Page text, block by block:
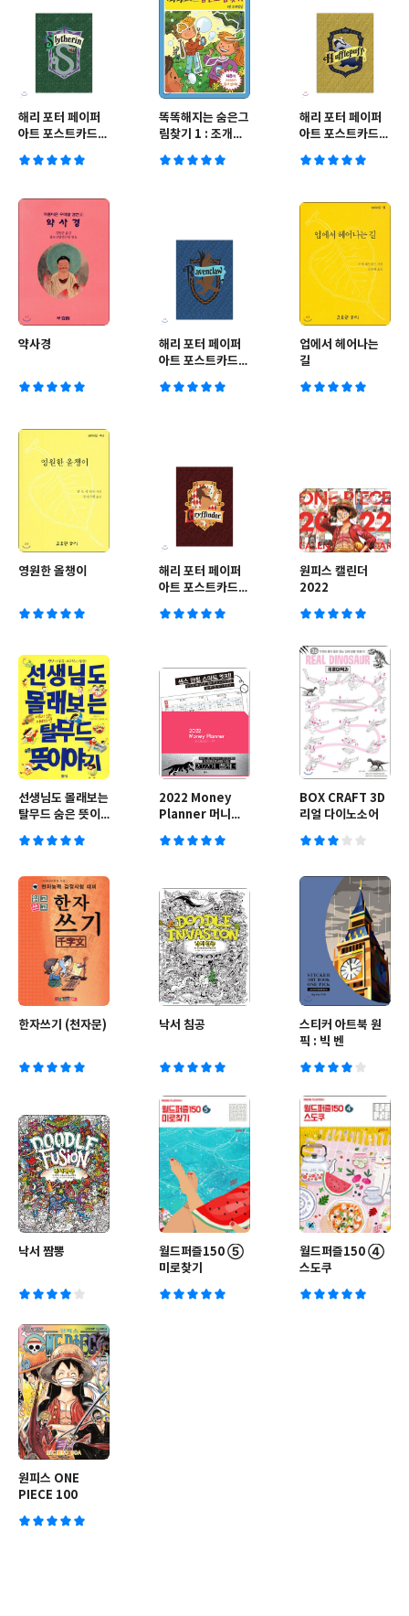
해리 포터 페이퍼
아트 포스트카드
똑똑해지는 숨은그
림찾기 1 : 조개껍
해리 포터 페이퍼
아트 포스트카드
약사경
해리 포터 페이퍼
아트 포스트카드
업에서 헤어나는
길
영원한 올챙이
해리 포터 페이퍼
아트 포스트카드
원피스 캘린더
2022
선생님도 몰래보는
탈무드 숨은 뜻이
2022 Money
Planner 머니플
BOX CRAFT 3D
리얼 다이노소어
한자쓰기 (천자문) 낙서 침공
스티커 아트북 원
픽 : 빅 벤
낙서 짬뽕
월드퍼즐150 ⑤
미로찾기
월드퍼즐150 ④
스도쿠
원피스 ONE
PIECE 100